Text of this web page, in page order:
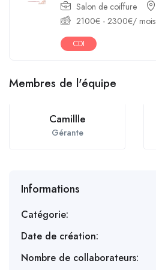
Salon de coiffure
2100€ - 2300€/ mois
CDI
Membres de l'équipe
Camillle
Gérante
Informations
Catégorie:
Date de création:
Nombre de collaborateurs: